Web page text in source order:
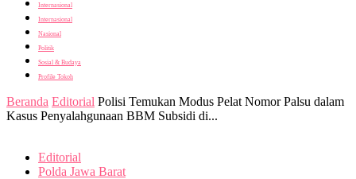
Internasional
Internasional
Nasional
Politik
Sosial & Budaya
Profile Tokoh
Beranda Editorial Polisi Temukan Modus Pelat Nomor Palsu dalam
Kasus Penyalahgunaan BBM Subsidi di...
Editorial
Polda Jawa Barat